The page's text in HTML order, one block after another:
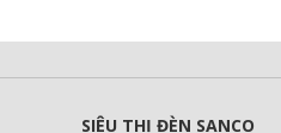
SIÊU THỊ ĐÈN SANCO